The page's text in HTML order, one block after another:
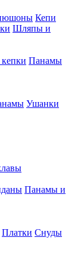
Кепи
Шляпы и
Панамы
Ушанки
Панамы и
Платки Снуды